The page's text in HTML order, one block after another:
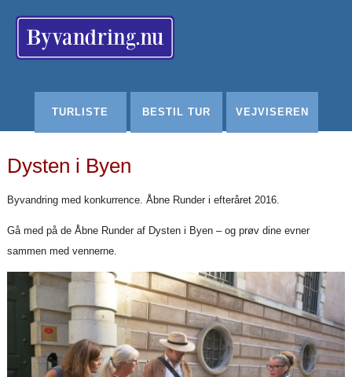
TURLISTE BESTIL TUR VEJVISEREN
Dysten i Byen
Byvandring med konkurrence. Åbne Runder i efteråret 2016.
Gå med på de Åbne Runder af Dysten i Byen – og prøv dine evner
sammen med vennerne.